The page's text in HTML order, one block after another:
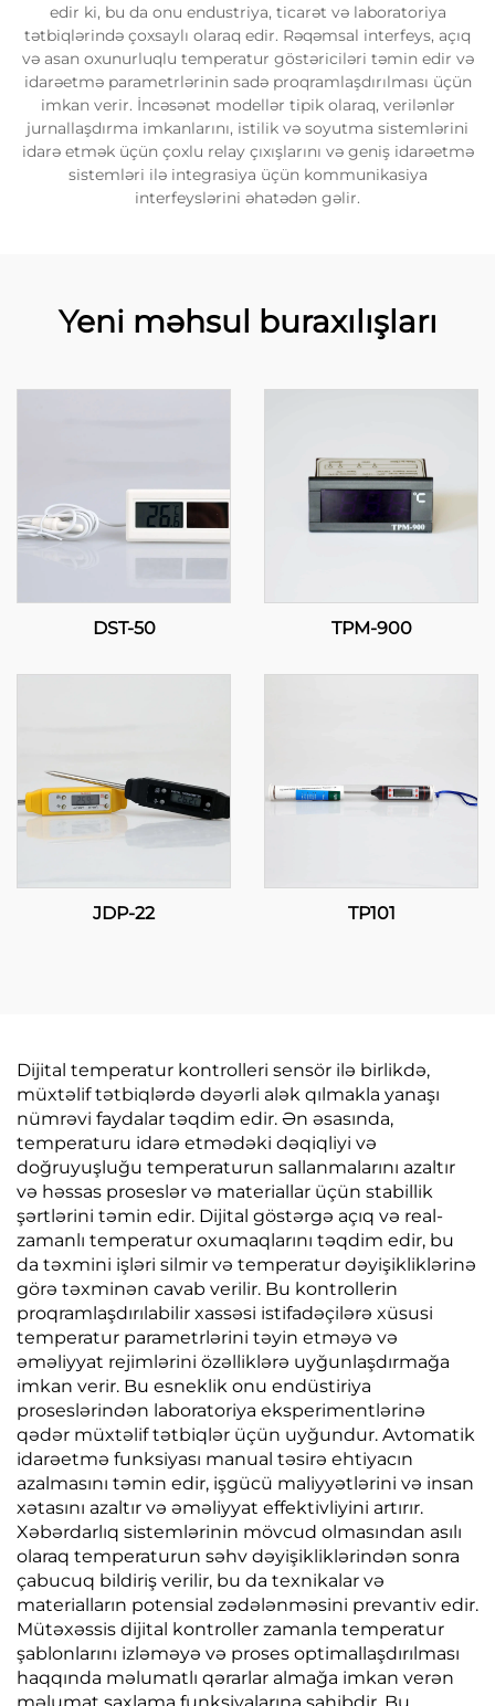
edir ki, bu da onu endustriya, ticarət və laboratoriya
tətbiqlərində çoxsaylı olaraq edir. Rəqəmsal interfeys, açıq
və asan oxunurluqlu temperatur göstəriciləri təmin edir və
idarəetmə parametrlərinin sadə proqramlaşdırılması üçün
imkan verir. İncəsənət modellər tipik olaraq, verilənlər
jurnallaşdırma imkanlarını, istilik və soyutma sistemlərini
idarə etmək üçün çoxlu relay çıxışlarını və geniş idarəetmə
sistemləri ilə integrasiya üçün kommunikasiya
interfeyslərini əhatədən gəlir.
Yeni məhsul buraxılışları
DST-50 TPM-900
JDP-22 TP101
Dijital temperatur kontrolleri sensör ilə birlikdə,
müxtəlif tətbiqlərdə dəyərli alək qılmakla yanaşı
nümrəvi faydalar təqdim edir. Ən əsasında,
temperaturu idarə etmədəki dəqiqliyi və
doğruyuşluğu temperaturun sallanmalarını azaltır
və həssas proseslər və materiallar üçün stabillik
şərtlərini təmin edir. Dijital göstərgə açıq və real-
zamanlı temperatur oxumaqlarını təqdim edir, bu
da təxmini işləri silmir və temperatur dəyişikliklərinə
görə təxminən cavab verilir. Bu kontrollerin
proqramlaşdırılabilir xassəsi istifadəçilərə xüsusi
temperatur parametrlərini təyin etməyə və
əməliyyat rejimlərini özəlliklərə uyğunlaşdırmağa
imkan verir. Bu esneklik onu endüstiriya
proseslərindən laboratoriya eksperimentlərinə
qədər müxtəlif tətbiqlər üçün uyğundur. Avtomatik
idarəetmə funksiyası manual təsirə ehtiyacın
azalmasını təmin edir, işgücü maliyyətlərini və insan
xətasını azaltır və əməliyyat effektivliyini artırır.
Xəbərdarlıq sistemlərinin mövcud olmasından asılı
olaraq temperaturun səhv dəyişikliklərindən sonra
çabucuq bildiriş verilir, bu da texnikalar və
materialların potensial zədələnməsini prevantiv edir.
Mütəxəssis dijital kontroller zamanla temperatur
şablonlarını izləməyə və proses optimallaşdırılması
haqqında məlumatlı qərarlar almağa imkan verən